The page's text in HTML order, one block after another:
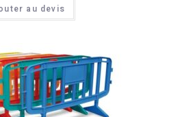
au devis